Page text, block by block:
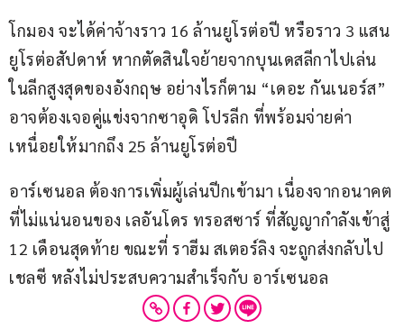
โกมอง จะได้ค่าจ้างราว 16 ล้านยูโรต่อปี หรือราว 3 แสน
ยูโรต่อสัปดาห์ หากตัดสินใจย้ายจากบุนเดสลีกาไปเล่น
ในลีกสูงสุดของอังกฤษ อย่างไรก็ตาม “เดอะ กันเนอร์ส”
อาจต้องเจอคู่แข่งจากซาอุดิ โปรลีก ที่พร้อมจ่ายค่า
เหนื่อยให้มากถึง 25 ล้านยูโรต่อปี
อาร์เซนอล ต้องการเพิ่มผู้เล่นปีกเข้ามา เนื่องจากอนาคต
ที่ไม่แน่นอนของ เลอันโดร ทรอสซาร์ ที่สัญญากำลังเข้าสู่
12 เดือนสุดท้าย ขณะที่ ราฮีม สเตอร์ลิง จะถูกส่งกลับไป
เชลซี หลังไม่ประสบความสำเร็จกับ อาร์เซนอล